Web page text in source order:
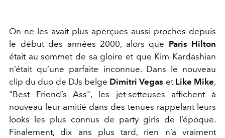
On ne les avait plus aperçues aussi proches depuis
le début des années 2000, alors que Paris Hilton
était au sommet de sa gloire et que Kim Kardashian
n’était qu’une parfaite inconnue. Dans le nouveau
clip du duo de DJs belge Dimitri Vegas et Like Mike,
"Best Friend’s Ass", les jet-setteuses affichent à
nouveau leur amitié dans des tenues rappelant leurs
looks les plus connus de party girls de l’époque.
Finalement, dix ans plus tard, rien n’a vraiment